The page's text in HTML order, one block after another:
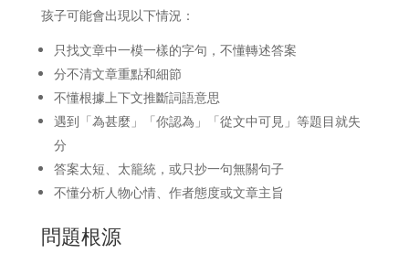
孩子可能會出現以下情況：
只找文章中一模一樣的字句，不懂轉述答案
分不清文章重點和細節
不懂根據上下文推斷詞語意思
遇到「為甚麼」「你認為」「從文中可見」等題目就失
分
答案太短、太籠統，或只抄一句無關句子
不懂分析人物心情、作者態度或文章主旨
問題根源